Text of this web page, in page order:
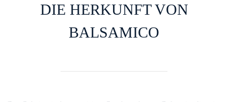
DIE HERKUNFT VON
BALSAMICO